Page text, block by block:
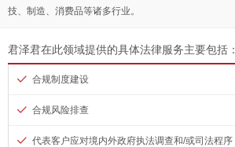
技、制造、消费品等诸多行业。
君泽君在此领域提供的具体法律服务主要包括：
合规制度建设
合规风险排查
代表客户应对境内外政府执法调查和/或司法程序